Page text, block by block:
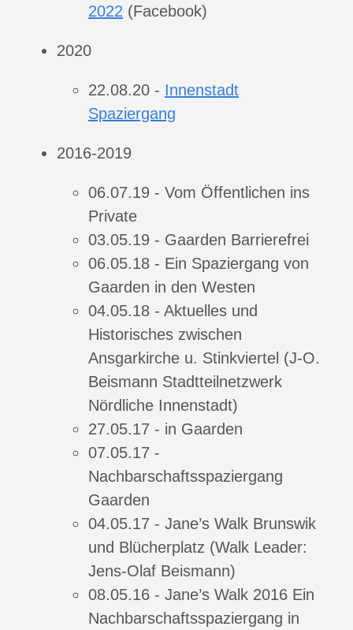
2022 (Facebook)
2020
22.08.20 - Innenstadt
Spaziergang
2016-2019
06.07.19 - Vom Öffentlichen ins
Private
03.05.19 - Gaarden Barrierefrei
06.05.18 - Ein Spaziergang von
Gaarden in den Westen
04.05.18 - Aktuelles und
Historisches zwischen
Ansgarkirche u. Stinkviertel (J-O.
Beismann Stadtteilnetzwerk
Nördliche Innenstadt)
27.05.17 - in Gaarden
07.05.17 -
Nachbarschaftsspaziergang
Gaarden
04.05.17 - Jane’s Walk Brunswik
und Blücherplatz (Walk Leader:
Jens-Olaf Beismann)
08.05.16 - Jane’s Walk 2016 Ein
Nachbarschaftsspaziergang in